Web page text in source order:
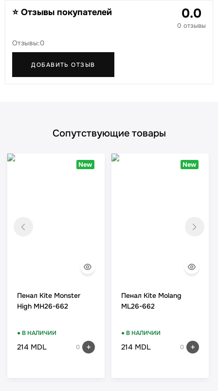
⭐ Отзывы покупателей 0.0
0 отзывы
Отзывы:0
ДОБАВИТЬ ОТЗЫВ
Сопутствующие товары
New
Пенал Kite Monster
High MH26-662
● В НАЛИЧИИ
214 MDL 0
New
Пенал Kite Molang
ML26-662
● В НАЛИЧИИ
214 MDL 0